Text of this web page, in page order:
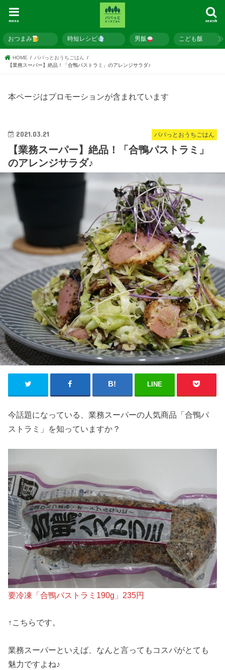
search
menu
おつまみ 時短レシピ 男飯 こども飯
HOME
パパっとおうちごはん
【業務スーパー】絶品！「合鴨パストラミ」のアレンジサラダ♪
本ページはプロモーションが含まれています
パパっとおうちごはん
2021.03.21
【業務スーパー】絶品！「合鴨パストラミ」
のアレンジサラダ♪
LINE
今話題になっている、業務スーパーの人気商品「合鴨パ
ストラミ」を知っていますか？
要冷凍「合鴨パストラミ190g」235円
↑こちらです。
業務スーパーといえば、なんと言ってもコスパがとても
魅力ですよね♪